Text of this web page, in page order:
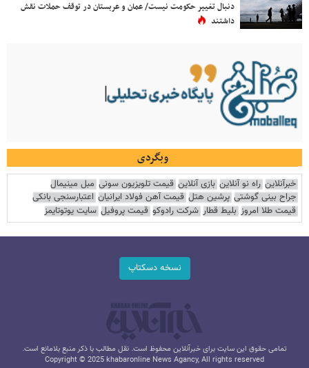
دنبال تغییر حکومت نیست/ عمان و عربستان در توقف حملات نقش
داشتند
وبگردی
خبرآنلاین راه نو آنلاین بازی آنلاین قیمت تلویزیون سونی مبل مینیمال
جراح بینی گوشتی پرشین هتل قیمت آهن فولاد ایرانیان اعتبارسنجی بانکی
قیمت طلا امروز بلیط قطار شرکت رادوکو قیمت پروفیل سایت یوتوتایمز
نسخه دسکتاپ
تمامی حقوق این سایت برای خبرآنلاین محفوظ است. نقل مطالب با ذکر منبع بلامانع است.
Copyright © 2025 khabaronline News Agancy, All rights reserved